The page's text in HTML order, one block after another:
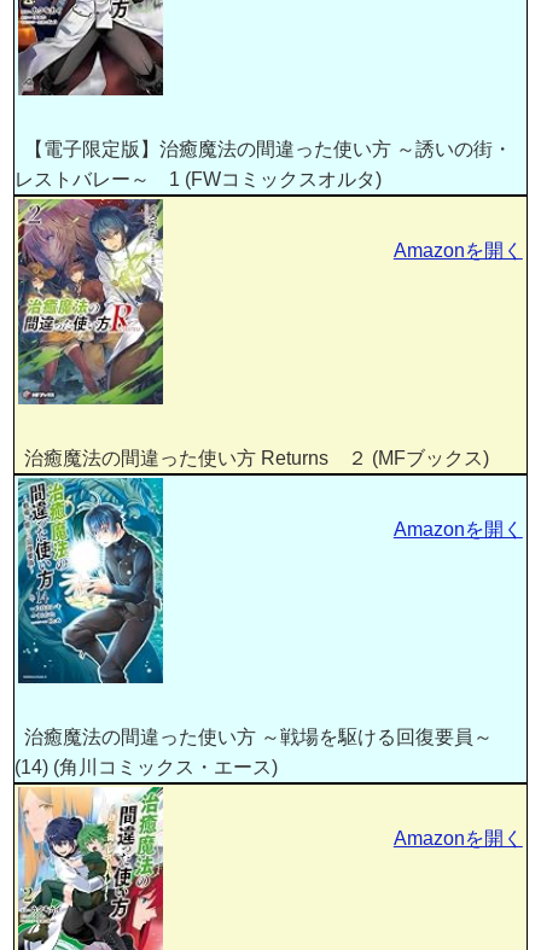
【電子限定版】治癒魔法の間違った使い方 ～誘いの街・
レストバレー～ 1 (FWコミックスオルタ)
治癒魔法の間違った使い方 Returns ２ (MFブックス)
Amazonを開く
治癒魔法の間違った使い方 ～戦場を駆ける回復要員～
(14) (角川コミックス・エース)
Amazonを開く
Amazonを開く